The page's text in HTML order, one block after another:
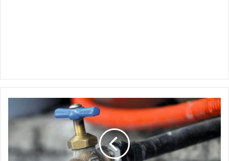
AVISO:
Hoy
el
agua